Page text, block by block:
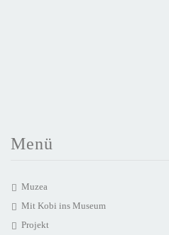
Menü
Muzea
Mit Kobi ins Museum
Projekt